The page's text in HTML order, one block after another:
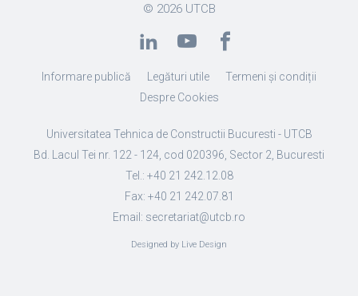
© 2026 UTCB
Informare publică Legături utile
Termeni și condiții
Despre Cookies
Universitatea Tehnica de Constructii Bucuresti - UTCB
Bd. Lacul Tei nr. 122 - 124, cod 020396, Sector 2, Bucuresti
Tel.: +40 21 242.12.08
Fax: +40 21 242.07.81
Email: secretariat@utcb.ro
Designed by Live Design